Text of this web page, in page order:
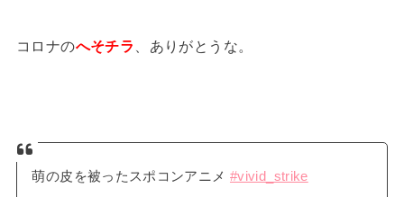
コロナのへそチラ 、ありがとうな。
萌の皮を被ったスポコンアニメ #vivid_strike